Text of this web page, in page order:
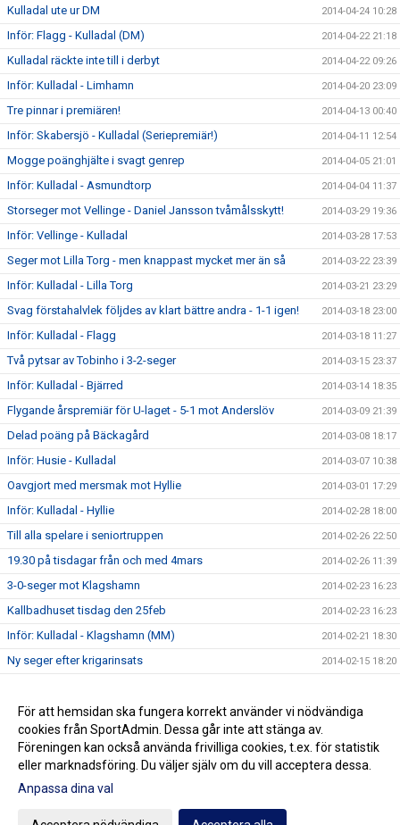
Kulladal ute ur DM 2014-04-24 10:28
Inför: Flagg - Kulladal (DM) 2014-04-22 21:18
Kulladal räckte inte till i derbyt 2014-04-22 09:26
Inför: Kulladal - Limhamn 2014-04-20 23:09
Tre pinnar i premiären! 2014-04-13 00:40
Inför: Skabersjö - Kulladal (Seriepremiär!) 2014-04-11 12:54
Mogge poänghjälte i svagt genrep 2014-04-05 21:01
Inför: Kulladal - Asmundtorp 2014-04-04 11:37
Storseger mot Vellinge - Daniel Jansson tvåmålsskytt! 2014-03-29 19:36
Inför: Vellinge - Kulladal 2014-03-28 17:53
Seger mot Lilla Torg - men knappast mycket mer än så 2014-03-22 23:39
Inför: Kulladal - Lilla Torg 2014-03-21 23:29
Svag förstahalvlek följdes av klart bättre andra - 1-1 igen! 2014-03-18 23:00
Inför: Kulladal - Flagg 2014-03-18 11:27
Två pytsar av Tobinho i 3-2-seger 2014-03-15 23:37
Inför: Kulladal - Bjärred 2014-03-14 18:35
Flygande årspremiär för U-laget - 5-1 mot Anderslöv 2014-03-09 21:39
Delad poäng på Bäckagård 2014-03-08 18:17
Inför: Husie - Kulladal 2014-03-07 10:38
Oavgjort med mersmak mot Hyllie 2014-03-01 17:29
Inför: Kulladal - Hyllie 2014-02-28 18:00
Till alla spelare i seniortruppen 2014-02-26 22:50
19.30 på tisdagar från och med 4mars 2014-02-26 11:39
3-0-seger mot Klagshamn 2014-02-23 16:23
Kallbadhuset tisdag den 25feb 2014-02-23 16:23
Inför: Kulladal - Klagshamn (MM) 2014-02-21 18:30
Ny seger efter krigarinsats 2014-02-15 18:20
Seger i Oxie - Hoppet om MM-avancemang lever 2014-02-08 00:04
Välkommen till vår nya Hemsida 2014-02-03 12:59
Gå till Webbversion
För att hemsidan ska fungera korrekt använder vi nödvändiga
cookies från SportAdmin. Dessa går inte att stänga av.
Föreningen kan också använda frivilliga cookies, t.ex. för statistik
eller marknadsföring. Du väljer själv om du vill acceptera dessa.
Anpassa dina val